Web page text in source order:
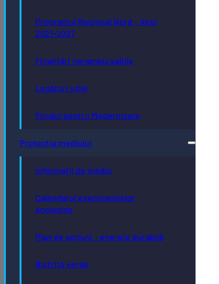
Programul Regional Nord - Vest
2021-2027
Finanțări nerambursabile
Legături utile
Fondul pentru Modernizare
Protecția mediului
Informații de mediu
Calendarul evenimentelor
ecologice
Plan de acțiuni - energie durabilă
Bistrița verde